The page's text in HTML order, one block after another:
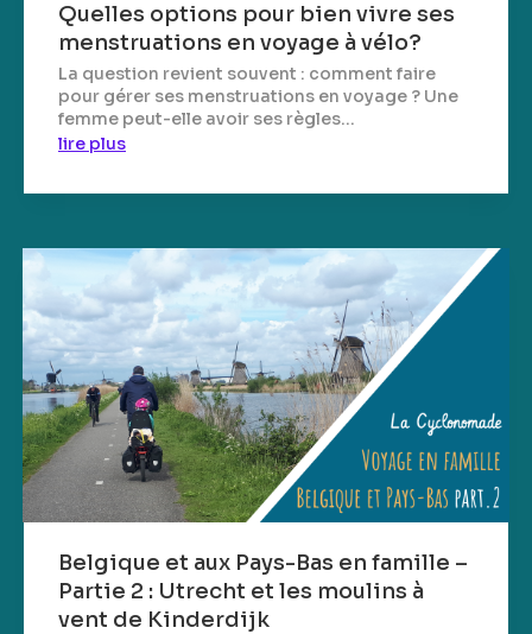
Quelles options pour bien vivre ses
menstruations en voyage à vélo?
La question revient souvent : comment faire
pour gérer ses menstruations en voyage ? Une
femme peut-elle avoir ses règles...
lire plus
Belgique et aux Pays-Bas en famille –
Partie 2 : Utrecht et les moulins à
vent de Kinderdijk